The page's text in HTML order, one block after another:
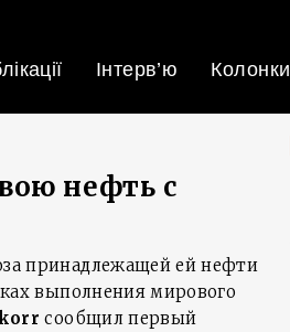
Інтерв’ю Колонки
нефть с
принадлежащей ей нефти
выполнения мирового
сообщил первый